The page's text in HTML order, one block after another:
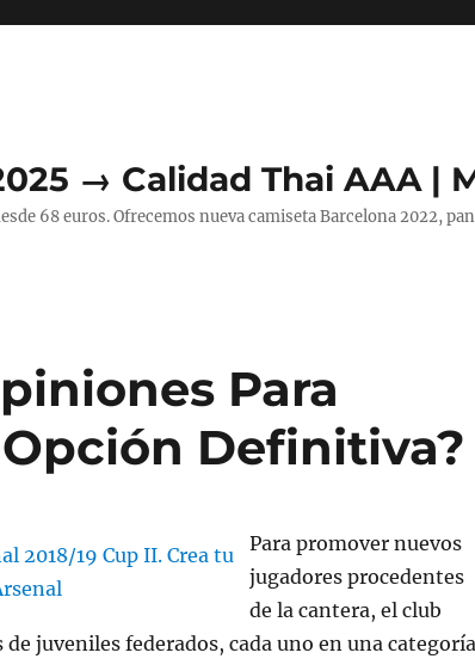
→ Calidad Thai AAA |
68 euros. Ofrecemos nueva camiseta Barcelona 2022,
Para
Definitiva?
Para promover nuevos
jugadores procedentes
de la cantera, el club
de juveniles federados, cada uno en una categoría